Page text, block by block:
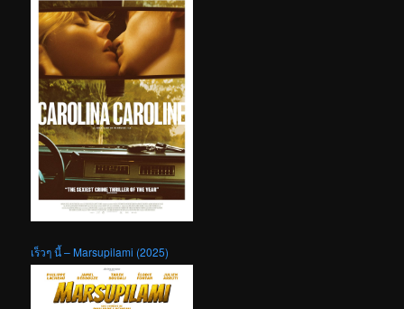
เร็วๆ นี้ – Marsupilami (2025)